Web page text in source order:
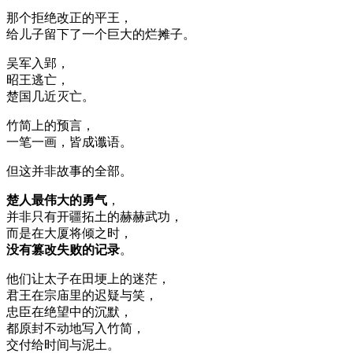
那个拒绝改正的平王，
给儿子留下了一个巨大的烂摊子。
吴军入郢，
昭王逃亡，
楚国几近灭亡。
竹简上的预言，
一笔一画，皆成谶语。
但这并非故事的全部。
楚人最伟大的勇气 ，
并非只有开疆拓土的赫赫武功，
而是在大厦将倾之时，
没有篡改失败的记录。
他们让太子在田埂上的迷茫，
君王在宗庙里的迟疑与笑，
忠臣在绝望中的沉默，
都原封不动地写入竹简，
交付给时间与泥土。